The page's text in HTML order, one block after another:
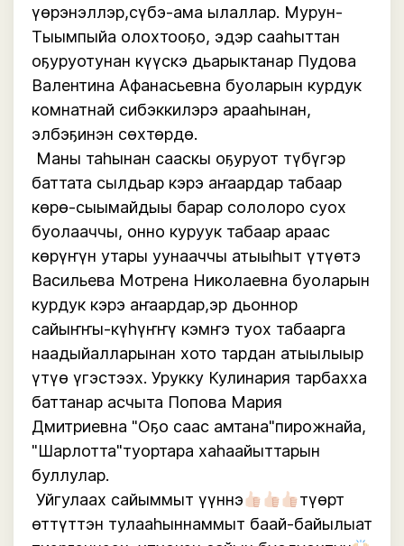
үөрэнэллэр,сүбэ-ама ылаллар. Мурун-
Тыымпыйа олохтооҕо, эдэр сааһыттан
оҕуруотунан күүскэ дьарыктанар Пудова
Валентина Афанасьевна буоларын курдук
комнатнай сибэккилэрэ арааһынан,
элбэҕинэн сөхтөрдө.
баттата сылдьар кэрэ аҥаардар табаар
көрө-сыымайдыы барар сололоро суох
буолааччы, онно куруук табаар араас
көрүҥүн утары уунааччы атыыһыт үтүөтэ
Васильева Мотрена Николаевна буоларын
курдук кэрэ аҥаардар,эр дьоннор
сайыҥҥы-күһүҥҥү кэмҥэ туох табаарга
наадыйалларынан хото тардан атыылыыр
үтүө үгэстээх. Урукку Кулинария тарбахха
баттанар асчыта Попова Мария
Дмитриевна "Оҕо саас амтана"пирожнайа,
"Шарлотта"туортара хаһаайыттарын
буллулар.
Уйгулаах сайыммыт үүннэ
түөрт
өттүттэн тулааһыннаммыт баай-байылыат